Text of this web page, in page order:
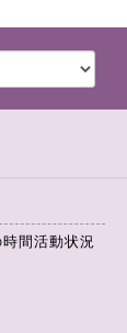
間活動状況